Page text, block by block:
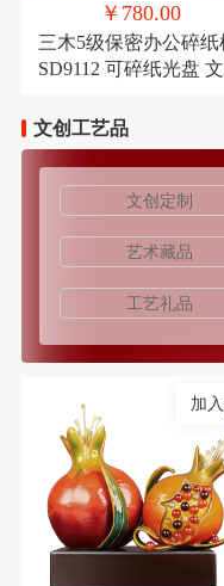
￥780.00
三木5级保密办公碎纸
SD9112 可碎纸光盘
文创工艺品
文创定制
艺术藏品
工艺礼品
加